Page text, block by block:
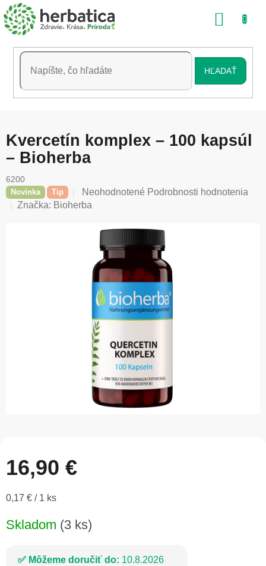
Prejsť
na
obsah
HĽADAŤ
Kvercetín komplex – 100 kapsúl
– Bioherba
6200
Novinka Tip
Priemerné
hodnotenie
hviezdičiek.
Neohodnotené Podrobnosti hodnotenia
Značka: Bioherba
16,90 €
Jednotková
0,17 € / 1 ks
Skladom (3 ks)
Môžeme doručiť do: 10.8.2026